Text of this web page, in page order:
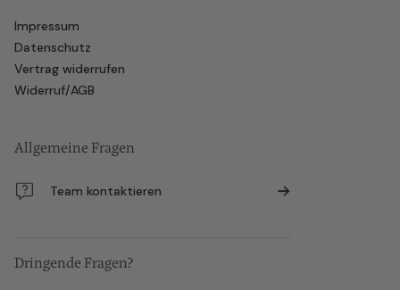
Impressum
Datenschutz
Vertrag widerrufen
Widerruf/AGB
Allgemeine Fragen
Team kontaktieren
Dringende Fragen?